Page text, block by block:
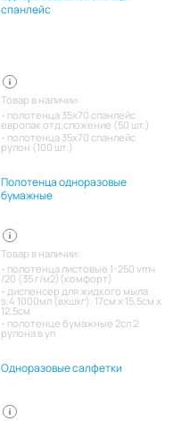
спанлейс
Товар в наличии:
полотенца 35х70 спанлейс
европак отд.сложение (50 шт.)
полотенца 35х70 спанлейс
рулон (100 шт.)
Полотенца одноразовые
бумажные
Товар в наличии:
полотенца листовые 1-250 vmч
/20 (35 г/м2)(комфорт)
диспенсер для жидкого мыла
s.4 1000мл (вхшхг): 17см x 15,5см x
12,5см
полотенце бумажные 2сл 2
рулона в уп
Одноразовые салфетки